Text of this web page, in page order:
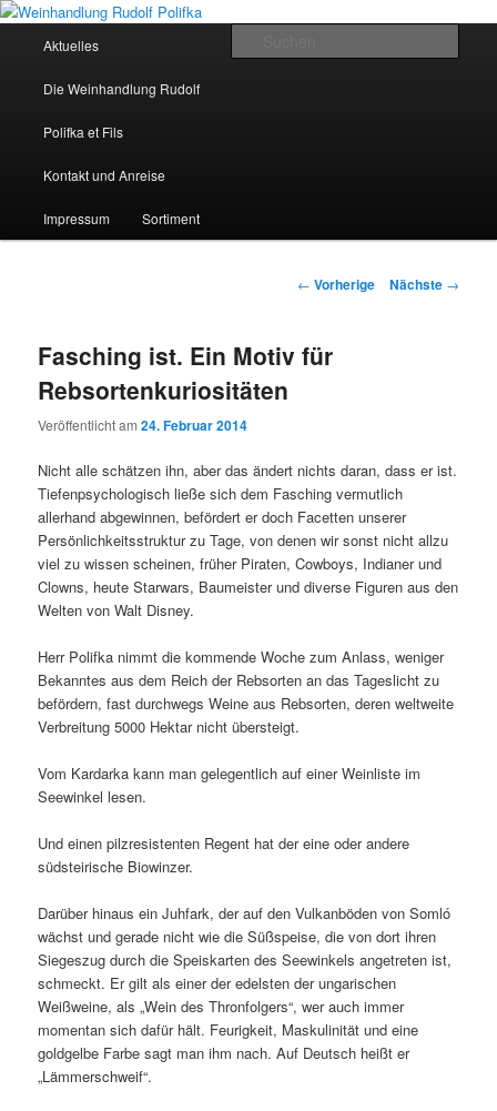
Weinhandlung Rudolf Polifka
Zum Inhalt wechseln
Aktuelles
Die Weinhandlung Rudolf
Polifka et Fils
Kontakt und Anreise
Impressum Sortiment
Artikelnavigation
← Vorherige Nächste →
Fasching ist. Ein Motiv für
Rebsortenkuriositäten
Veröffentlicht am24. Februar 2014
Nicht alle schätzen ihn, aber das ändert nichts daran, dass er ist.
Tiefenpsychologisch ließe sich dem Fasching vermutlich
allerhand abgewinnen, befördert er doch Facetten unserer
Persönlichkeitsstruktur zu Tage, von denen wir sonst nicht allzu
viel zu wissen scheinen, früher Piraten, Cowboys, Indianer und
Clowns, heute Starwars, Baumeister und diverse Figuren aus den
Welten von Walt Disney.
Herr Polifka nimmt die kommende Woche zum Anlass, weniger
Bekanntes aus dem Reich der Rebsorten an das Tageslicht zu
befördern, fast durchwegs Weine aus Rebsorten, deren weltweite
Verbreitung 5000 Hektar nicht übersteigt.
Vom Kardarka kann man gelegentlich auf einer Weinliste im
Seewinkel lesen.
Und einen pilzresistenten Regent hat der eine oder andere
südsteirische Biowinzer.
Darüber hinaus ein Juhfark, der auf den Vulkanböden von Somló
wächst und gerade nicht wie die Süßspeise, die von dort ihren
Siegeszug durch die Speiskarten des Seewinkels angetreten ist,
schmeckt. Er gilt als einer der edelsten der ungarischen
Weißweine, als „Wein des Thronfolgers“, wer auch immer
momentan sich dafür hält. Feurigkeit, Maskulinität und eine
goldgelbe Farbe sagt man ihm nach. Auf Deutsch heißt er
„Lämmerschweif“.